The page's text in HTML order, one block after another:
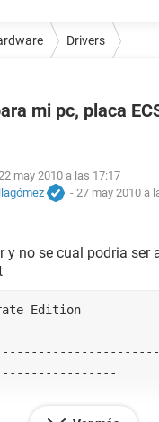
Drivers
mi pc, placa
may 2010 a las 17:17
- 27 may 2010 a
y no se cual podria ser
Edition